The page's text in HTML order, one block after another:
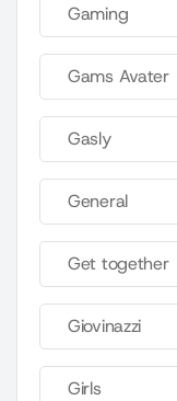
Gaming
Gams Avater
Gasly
General
Get together
Giovinazzi
Girls